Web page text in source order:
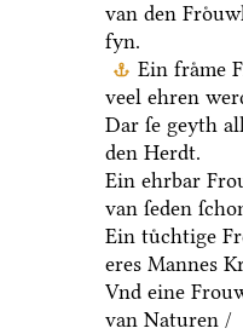
van den
fyn.
Ein fraͤme
veel ehren
Dar ſe geyth
den Herdt.
Ein ehrbar
van ſeden
Ein tuͤchtige
eres Mannes
Vnd eine
van Naturen /